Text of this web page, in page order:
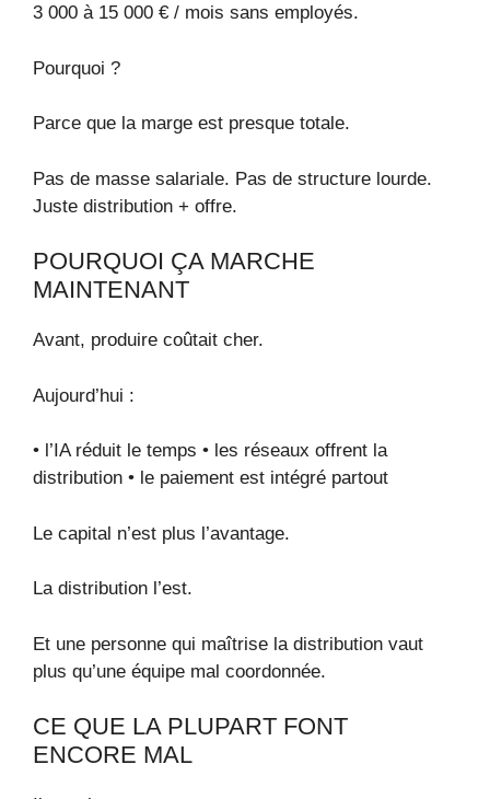
3 000 à 15 000 € / mois sans employés.
Pourquoi ?
Parce que la marge est presque totale.
Pas de masse salariale. Pas de structure lourde.
Juste distribution + offre.
POURQUOI ÇA MARCHE
MAINTENANT
Avant, produire coûtait cher.
Aujourd’hui :
• l’IA réduit le temps • les réseaux offrent la
distribution • le paiement est intégré partout
Le capital n’est plus l’avantage.
La distribution l’est.
Et une personne qui maîtrise la distribution vaut
plus qu’une équipe mal coordonnée.
CE QUE LA PLUPART FONT
ENCORE MAL